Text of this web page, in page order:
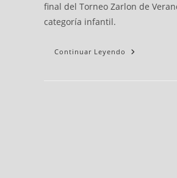
final del Torneo Zarlon de
categoría infantil.
Continuar Leyendo